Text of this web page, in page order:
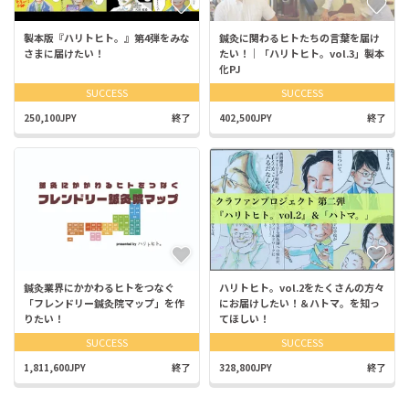
製本版『ハリトヒト。』第4弾をみな
さまに届けたい！
SUCCESS
250,100JPY 終了
鍼灸に関わるヒトたちの言葉を届け
たい！｜「ハリトヒト。vol.3」製本
化PJ
SUCCESS
402,500JPY 終了
鍼灸業界にかかわるヒトをつなぐ
「フレンドリー鍼灸院マップ」を作
りたい！
SUCCESS
1,811,600JPY 終了
ハリトヒト。vol.2をたくさんの方々
にお届けしたい！＆ハトマ。を知っ
てほしい！
SUCCESS
328,800JPY 終了